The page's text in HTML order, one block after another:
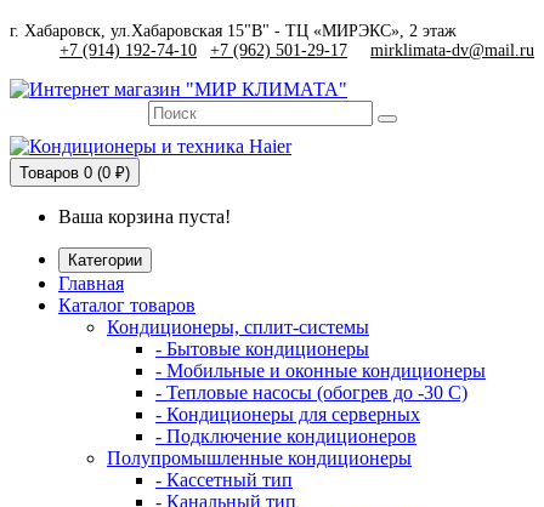
г. Хабаровск, ул.Хабаровская 15"В" - ТЦ «МИРЭКС», 2 этаж
+7 (914) 192-74-10
+7 (962) 501-29-17 mirklimata-dv@mail.ru
Товаров 0 (0 ₽)
Ваша корзина пуста!
Категории
Главная
Каталог товаров
Кондиционеры, сплит-системы
- Бытовые кондиционеры
- Мобильные и оконные кондиционеры
- Тепловые насосы (обогрев до -30 C)
- Кондиционеры для серверных
- Подключение кондиционеров
Полупромышленные кондиционеры
- Кассетный тип
- Канальный тип